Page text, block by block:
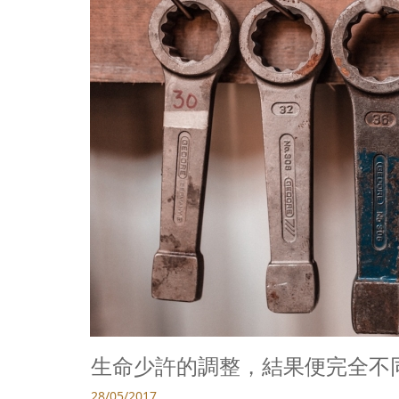
生命少許的調整，結果便完全不